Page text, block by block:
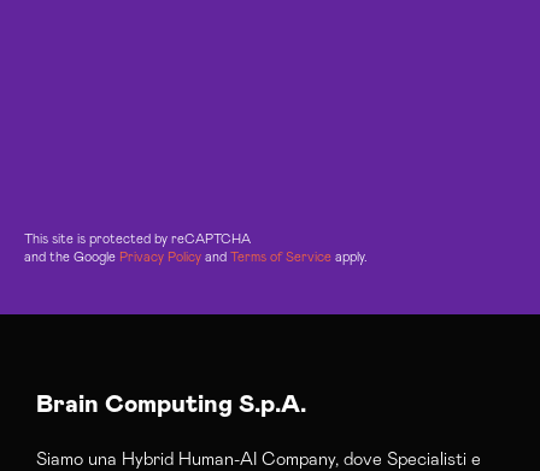
This site is protected by reCAPTCHA
and the Google Privacy Policy and Terms of Service apply.
Brain Computing S.p.A.
Siamo una Hybrid Human-AI Company, dove Specialisti e